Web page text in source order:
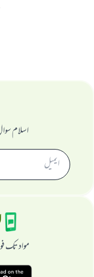
اسلام
مواد تک